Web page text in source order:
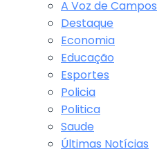
A Voz de Campos
Destaque
Economia
Educação
Esportes
Policia
Politica
Saude
Últimas Notícias